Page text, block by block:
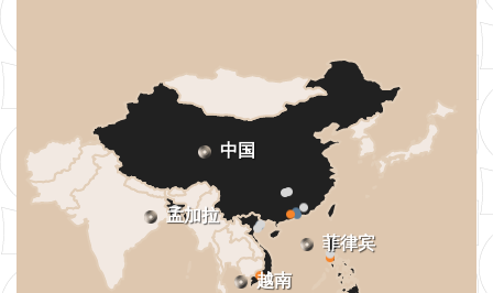
菲律宾
孟加拉
中国
越南